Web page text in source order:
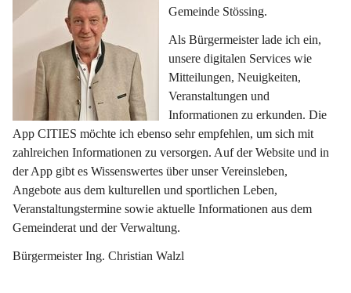
Gemeinde Stössing.
Als Bürgermeister lade ich ein,
unsere digitalen Services wie
Mitteilungen, Neuigkeiten,
Veranstaltungen und
Informationen zu erkunden. Die
App CITIES möchte ich ebenso sehr empfehlen, um sich mit
zahlreichen Informationen zu versorgen. Auf der Website und in
der App gibt es Wissenswertes über unser Vereinsleben,
Angebote aus dem kulturellen und sportlichen Leben,
Veranstaltungstermine sowie aktuelle Informationen aus dem
Gemeinderat und der Verwaltung.
Bürgermeister Ing. Christian Walzl